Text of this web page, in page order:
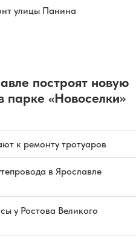
улицы Панина
построят новую
парке «Новоселки»
к ремонту тротуаров
в Ярославле
у Ростова Великого